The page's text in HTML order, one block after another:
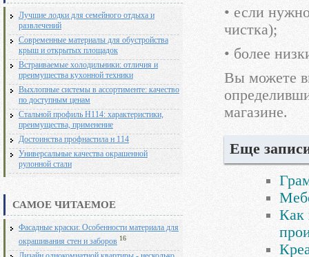
Лучшие лодки для семейного отдыха и
развлечений
Современные материалы для обустройства
крыш и открытых площадок
Встраиваемые холодильники: отличия и
преимущества кухонной техники
Выхлопные системы в ассортименте: качество
по доступным ценам
Стальной профиль Н114: характеристики,
преимущества, применение
Достоинства профнастила н 114
Универсальные качества окрашенной
рулонной стали
САМОЕ ЧИТАЕМОЕ
Фасадные краски: Особенности материала для
окрашивания стен и заборов 16
• если
чистка);
• более
Вы можете
магазине.
Еще
Как